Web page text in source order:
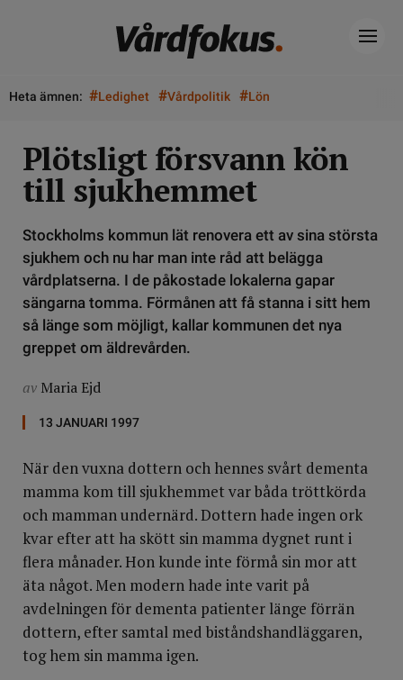
Heta ämnen: #Ledighet #Vårdpolitik #Lön
Plötsligt försvann kön
till sjukhemmet
Stockholms kommun lät renovera ett av sina största
sjukhem och nu har man inte råd att belägga
vårdplatserna. I de påkostade lokalerna gapar
sängarna tomma. Förmånen att få stanna i sitt hem
så länge som möjligt, kallar kommunen det nya
greppet om äldrevården.
av Maria Ejd
13 JANUARI 1997
När den vuxna dottern och hennes svårt dementa
mamma kom till sjukhemmet var båda tröttkörda
och mamman undernärd. Dottern hade ingen ork
kvar efter att ha skött sin mamma dygnet runt i
flera månader. Hon kunde inte förmå sin mor att
äta något. Men modern hade inte varit på
avdelningen för dementa patienter länge förrän
dottern, efter samtal med biståndshandläggaren,
tog hem sin mamma igen.